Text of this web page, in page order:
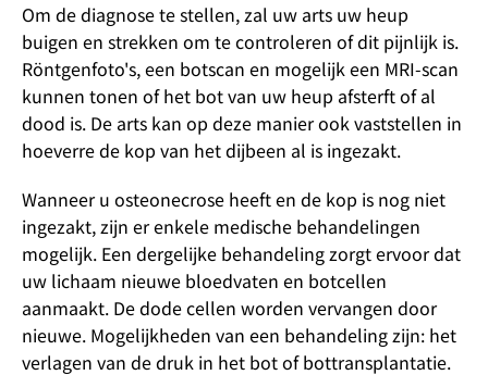
Om de diagnose te stellen, zal uw arts uw heup
buigen en strekken om te controleren of dit pijnlijk is.
Röntgenfoto's, een botscan en mogelijk een MRI-scan
kunnen tonen of het bot van uw heup afsterft of al
dood is. De arts kan op deze manier ook vaststellen in
hoeverre de kop van het dijbeen al is ingezakt.
Wanneer u osteonecrose heeft en de kop is nog niet
ingezakt, zijn er enkele medische behandelingen
mogelijk. Een dergelijke behandeling zorgt ervoor dat
uw lichaam nieuwe bloedvaten en botcellen
aanmaakt. De dode cellen worden vervangen door
nieuwe. Mogelijkheden van een behandeling zijn: het
verlagen van de druk in het bot of bottransplantatie.